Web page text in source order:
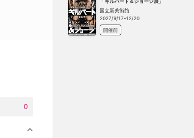
0
国立新美術館
2027/9/17-12/20
開催前